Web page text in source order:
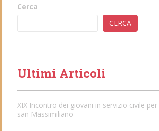
Cerca
CERCA
Ultimi Articoli
XIX Incontro dei giovani in servizio civile per
san Massimiliano